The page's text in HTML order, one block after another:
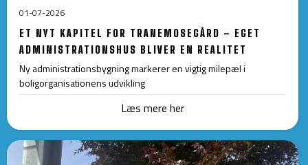
01-07-2026
ET NYT KAPITEL FOR TRANEMOSEGÅRD – EGET
ADMINISTRATIONSHUS BLIVER EN REALITET
Ny administrationsbygning markerer en vigtig milepæl i
boligorganisationens udvikling
Læs mere her